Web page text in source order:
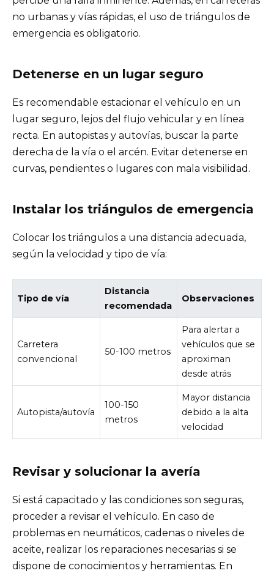
no urbanas y vías rápidas, el uso de triángulos de
emergencia es obligatorio.
Detenerse en un lugar seguro
Es recomendable estacionar el vehículo en un
lugar seguro, lejos del flujo vehicular y en línea
recta. En autopistas y autovías, buscar la parte
derecha de la vía o el arcén. Evitar detenerse en
curvas, pendientes o lugares con mala visibilidad.
Instalar los triángulos de emergencia
Colocar los triángulos a una distancia adecuada,
según la velocidad y tipo de vía:
Tipo de vía
Distancia
recomendada
Observaciones
Carretera
convencional
50-100 metros
Para alertar a
vehículos que se
aproximan
desde atrás
Autopista/autovía
100-150
metros
Mayor distancia
debido a la alta
velocidad
Revisar y solucionar la avería
Si está capacitado y las condiciones son seguras,
proceder a revisar el vehículo. En caso de
problemas en neumáticos, cadenas o niveles de
aceite, realizar los reparaciones necesarias si se
dispone de conocimientos y herramientas. En